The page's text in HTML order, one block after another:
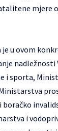
mjere
je u ovom
nadležnosti
i sporta,
boračko
i